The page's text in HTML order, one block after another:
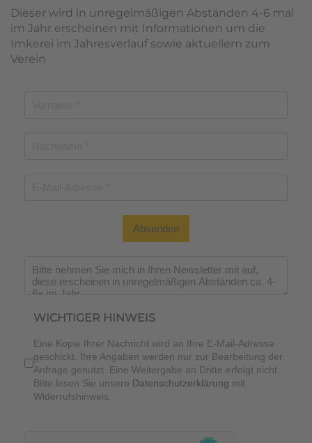
Dieser wird in unregelmäßigen Abständen 4-6 mal
im Jahr erscheinen mit Informationen um die
Imkerei im Jahresverlauf sowie aktuellem zum
Verein
Absenden
Wichtiger Hinweis*
WICHTIGER HINWEIS
Eine Kopie Ihrer Nachricht wird an Ihre E-Mail-Adresse
geschickt. Ihre Angaben werden nur zur Bearbeitung der
Anfrage genutzt. Eine Weitergabe an Dritte erfolgt nicht.
Bitte lesen Sie unsere Datenschutzerklärung mit
Widerrufshinweis.